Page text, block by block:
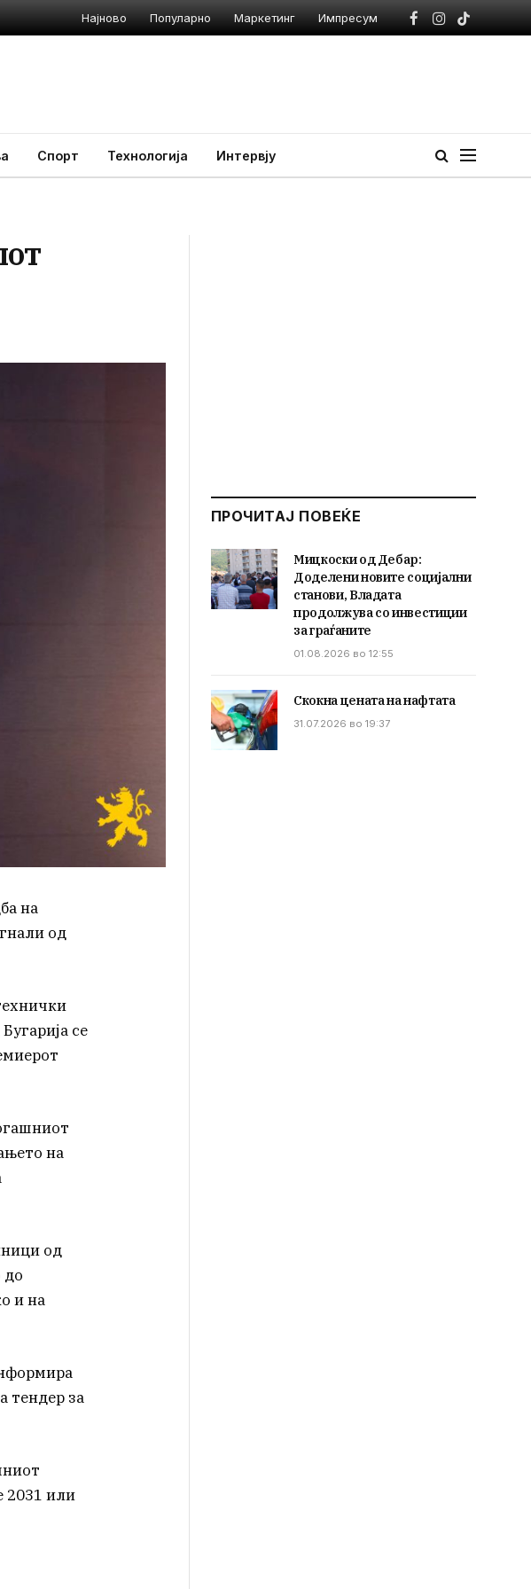
Најново Популарно Маркетинг Импресум
Facebook
Instagram
TikTok
Спорт Технологија Интервју
на
од
се
на
од
до
и на
тендер за
2031 или
ПРОЧИТАЈ ПОВЕЌЕ
Мицкоски од Дебар:
Доделени новите социјални
станови, Владата
продолжува со инвестиции
за граѓаните
01.08.2026 во 12:55
Скокна цената на нафтата
31.07.2026 во 19:37